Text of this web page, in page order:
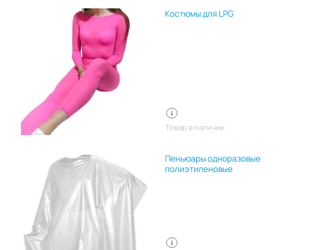
Костюмы для LPG
Товар в наличии
Пеньюары одноразовые
полиэтиленовые